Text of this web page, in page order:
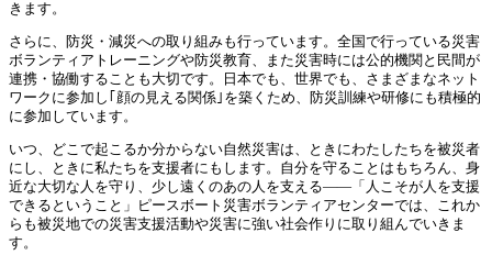
きます。
さらに、防災・減災への取り組みも行っています。全国で行っている災害
ボランティアトレーニングや防災教育、また災害時には公的機関と民間が
連携・協働することも大切です。日本でも、世界でも、さまざまなネット
ワークに参加し｢顔の見える関係｣を築くため、防災訓練や研修にも積極的
に参加しています。
いつ、どこで起こるか分からない自然災害は、ときにわたしたちを被災者
にし、ときに私たちを支援者にもします。自分を守ることはもちろん、身
近な大切な人を守り、少し遠くのあの人を支える——「人こそが人を支援
できるということ」ピースボート災害ボランティアセンターでは、これか
らも被災地での災害支援活動や災害に強い社会作りに取り組んでいきま
す。